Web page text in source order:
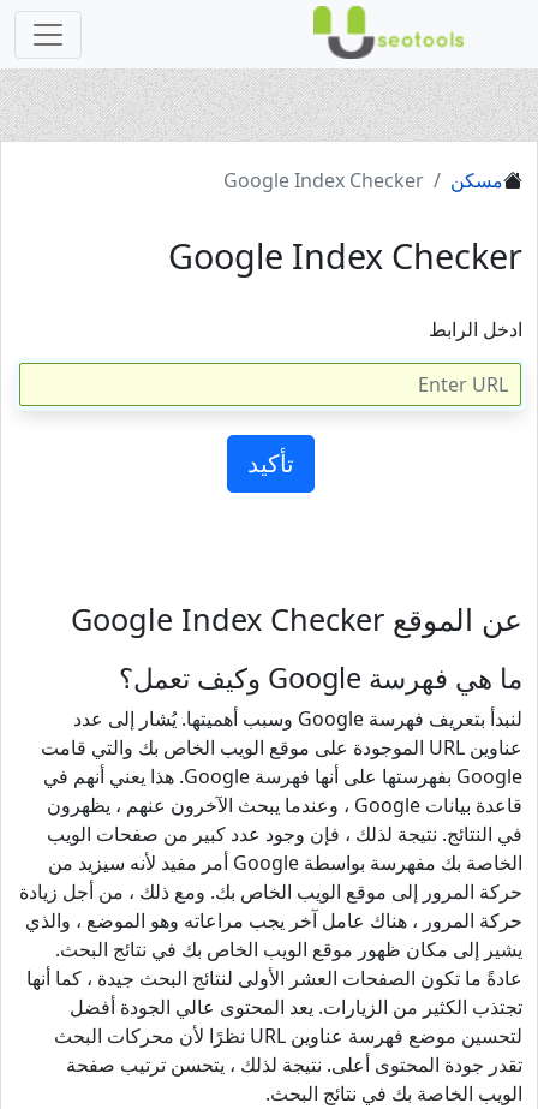
مسكن Google Index Checker
Google Index Checker
ادخل الرابط
عن الموقع Google Index Checker
ما هي فهرسة Google وكيف تعمل؟
لنبدأ بتعريف فهرسة Google وسبب أهميتها. يُشار إلى عدد
عناوين URL الموجودة على موقع الويب الخاص بك والتي قامت
Google بفهرستها على أنها فهرسة Google. هذا يعني أنهم في
قاعدة بيانات Google ، وعندما يبحث الآخرون عنهم ، يظهرون
في النتائج. نتيجة لذلك ، فإن وجود عدد كبير من صفحات الويب
الخاصة بك مفهرسة بواسطة Google أمر مفيد لأنه سيزيد من
حركة المرور إلى موقع الويب الخاص بك. ومع ذلك ، من أجل زيادة
حركة المرور ، هناك عامل آخر يجب مراعاته وهو الموضع ، والذي
يشير إلى مكان ظهور موقع الويب الخاص بك في نتائج البحث.
عادةً ما تكون الصفحات العشر الأولى لنتائج البحث جيدة ، كما أنها
تجتذب الكثير من الزيارات. يعد المحتوى عالي الجودة أفضل
لتحسين موضع فهرسة عناوين URL نظرًا لأن محركات البحث
تقدر جودة المحتوى أعلى. نتيجة لذلك ، يتحسن ترتيب صفحة
الويب الخاصة بك في نتائج البحث.